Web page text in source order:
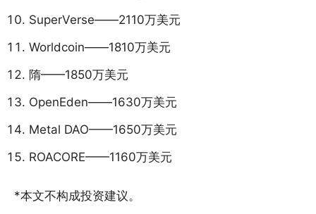
SuperVerse——2110万美元
Worldcoin——1810万美元
隋——1850万美元
OpenEden——1630万美元
Metal DAO——1650万美元
ROACORE——1160万美元
*本文不构成投资建议。